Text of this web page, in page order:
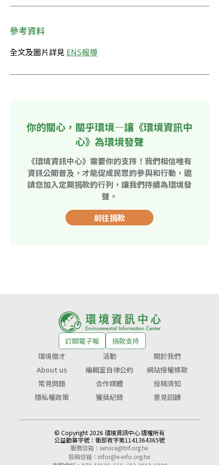
參考資料
全文及圖片詳見 ENS報導
你的關心，關乎環境—讓《環境資訊中
心》為環境發聲
《環境資訊中心》需要你的支持！我們相信唯有
資訊公開普及，才能促成民眾的參與和行動，邀
請您加入定期捐款的行列，讓我們持續為環境發
聲。
前往捐款
訂閱電子報
捐款支持
環境徵才
活動
關於我們
About us
編輯室自律公約
網站授權條款
常見問題
合作媒體
投稿須知
隱私權政策
獲獎紀錄 意見回饋
© Copyright 2026 環境資訊中心 版權所有
公益勸募字號： 衛部救字第1141364365號
服務信箱： service@tnf.org.tw
投稿信箱： infor@e-info.org.tw